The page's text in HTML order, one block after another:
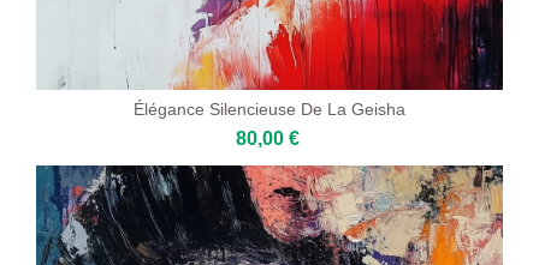
Élégance Silencieuse De La Geisha
80,00 €